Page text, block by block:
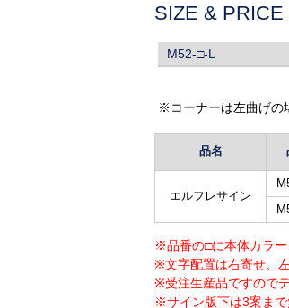
SIZE & PRICE
M52-□-L
※コーナーは左曲げの
品名
エルフレサイン
※品番の□に本体カラー
※文字配置は右寄せ、
※受注生産品ですので
※サイン版下は3案まで